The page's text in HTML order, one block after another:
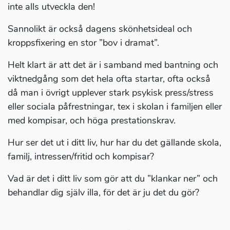
inte alls utveckla den!
Sannolikt är också dagens skönhetsideal och
kroppsfixering en stor ”bov i dramat”.
Helt klart är att det är i samband med bantning och
viktnedgång som det hela ofta startar, ofta också
då man i övrigt upplever stark psykisk press/stress
eller sociala påfrestningar, tex i skolan i familjen eller
med kompisar, och höga prestationskrav.
Hur ser det ut i ditt liv, hur har du det gällande skola,
familj, intressen/fritid och kompisar?
Vad är det i ditt liv som gör att du ”klankar ner” och
behandlar dig själv illa, för det är ju det du gör?